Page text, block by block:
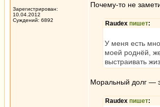
Зарегистрирован:
10.04.2012
Суждений: 6892
Почему-то не
Raudex пишет:
У меня есть
моей роднёй,
выстраивать
Моральный долг —
Raudex пишет: